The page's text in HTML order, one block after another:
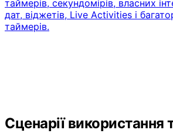
таймерів, секундомірів, власних
дат, віджетів, Live Activities і
таймерів.
Сценарії використання